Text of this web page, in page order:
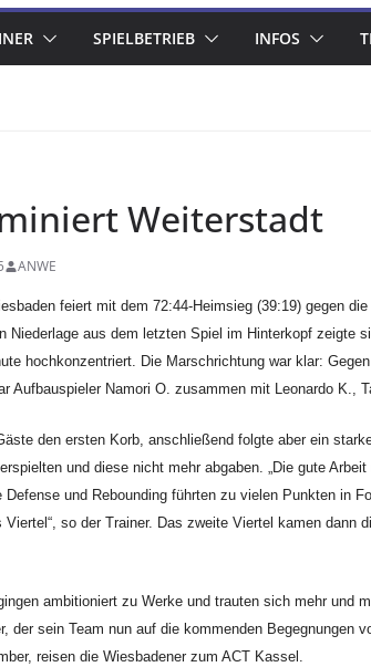
SPIELBETRIEB INFOS
Weiterstadt
ANWE
feiert mit dem 72:44-Heimsieg (39:19) gegen
Niederlage aus dem letzten Spiel im Hinterkopf zeigte
hochkonzentriert. Die Marschrichtung war klar:
Aufbauspieler Namori O. zusammen mit Leonardo K.,
den ersten Korb, anschließend folgte aber ein
und diese nicht mehr abgaben. „Die gute
Defense und Rebounding führten zu vielen Punkten in
Viertel “, so der Trainer. Das zweite Viertel kamen dann
ambitioniert zu Werke und trauten sich mehr und
der sein Team nun auf die kommenden Begegnungen
reisen die Wiesbadener zum ACT Kassel.